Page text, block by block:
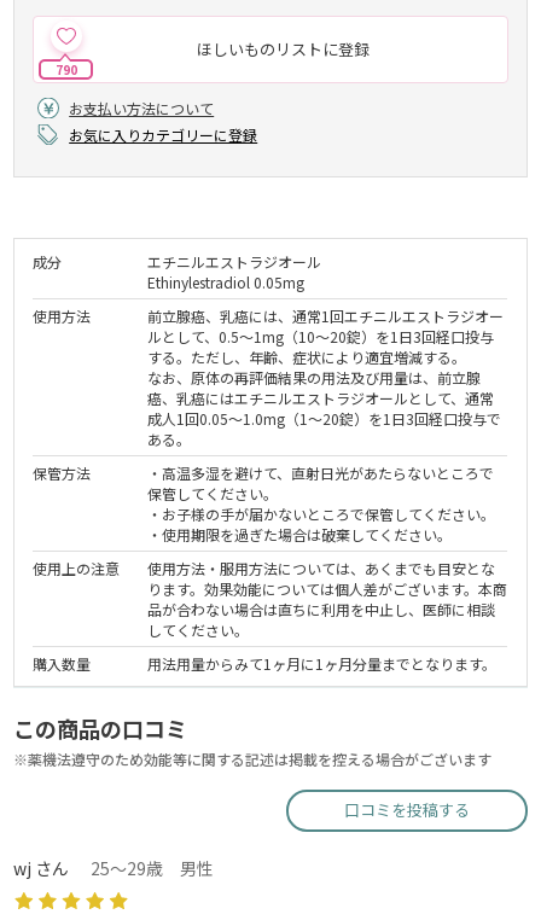
ほしいものリストに登録
790
お支払い方法について
お気に入りカテゴリーに登録
成分
エチニルエストラジオール
Ethinylestradiol 0.05mg
使用方法
前立腺癌、乳癌には、通常1回エチニルエストラジオー
ルとして、0.5～1mg（10～20錠）を1日3回経口投与
する。ただし、年齢、症状により適宜増減する。
なお、原体の再評価結果の用法及び用量は、前立腺
癌、乳癌にはエチニルエストラジオールとして、通常
成人1回0.05～1.0mg（1～20錠）を1日3回経口投与で
ある。
保管方法
・高温多湿を避けて、直射日光があたらないところで
保管してください。
・お子様の手が届かないところで保管してください。
・使用期限を過ぎた場合は破棄してください。
使用上の注意
使用方法・服用方法については、あくまでも目安とな
ります。効果効能については個人差がございます。本商
品が合わない場合は直ちに利用を中止し、医師に相談
してください。
購入数量
用法用量からみて1ヶ月に1ヶ月分量までとなります。
この商品の口コミ
※薬機法遵守のため効能等に関する記述は掲載を控える場合がございます
口コミを投稿する
wj さん 25～29歳 男性